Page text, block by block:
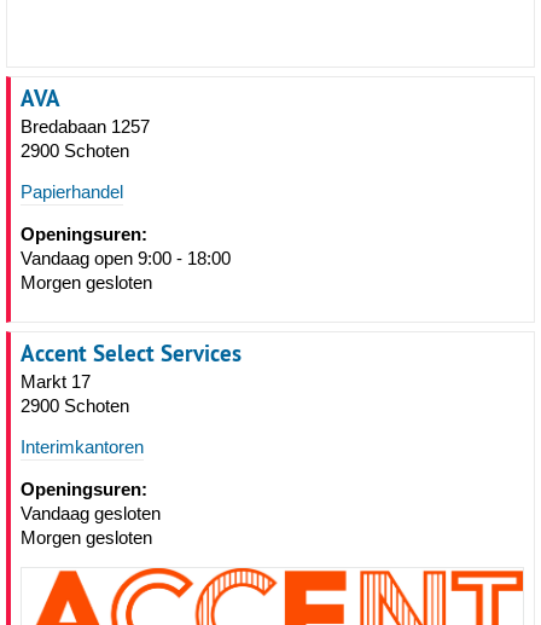
AVA
Bredabaan 1257
2900 Schoten
Papierhandel
Openingsuren:
Vandaag open 9:00 - 18:00
Morgen gesloten
Accent Select Services
Markt 17
2900 Schoten
Interimkantoren
Openingsuren:
Vandaag gesloten
Morgen gesloten